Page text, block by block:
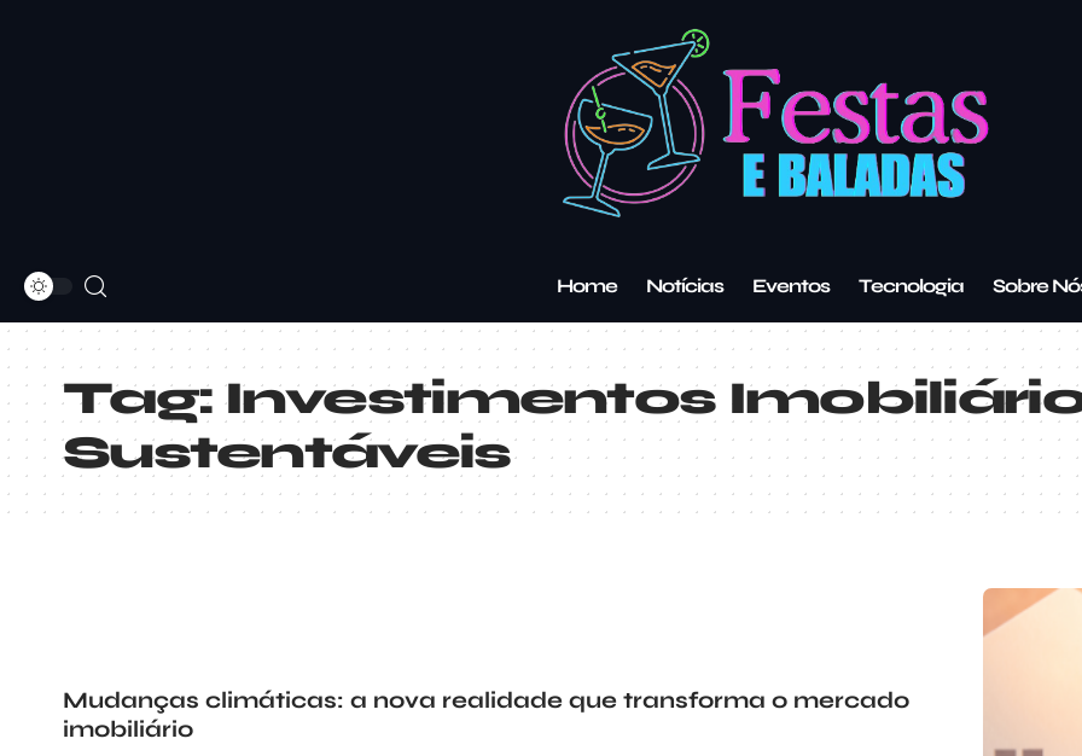
Home Notícias Eventos Tecnologia Sobre
Tag: Investimentos
Sustentáveis
Mudanças climáticas: a nova realidade que transforma o mercado
imobiliário